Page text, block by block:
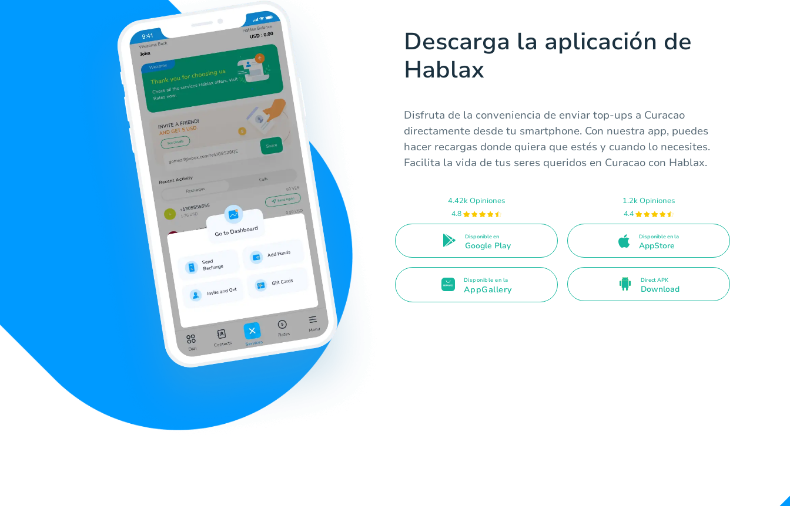
Descarga la aplicación de
Hablax
Disfruta de la conveniencia de enviar top-ups a Curacao
directamente desde tu smartphone. Con nuestra app, puedes
hacer recargas donde quiera que estés y cuando lo necesites.
Facilita la vida de tus seres queridos en Curacao con Hablax.
4.42k Opiniones
4.8
Disponible en
Google Play
1.2k Opiniones
4.4
Disponible en la
AppStore
Disponible en la
AppGallery
Direct APK
Download